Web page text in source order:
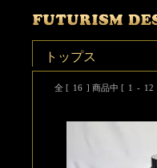
トップス
全 [ 16 ] 商品中 [ 1 - 12